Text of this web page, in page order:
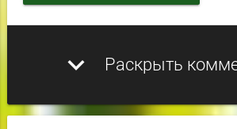
expand_more Раскрыть